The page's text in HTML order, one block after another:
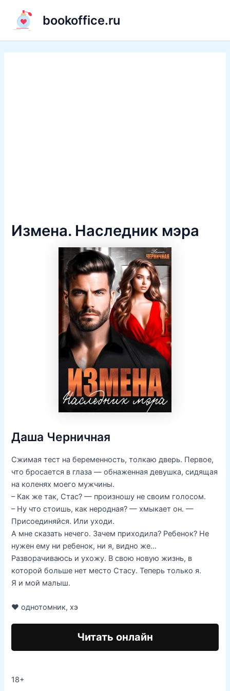
содержимому
bookoffice.ru
Измена. Наследник мэра
Даша Черничная
Сжимая тест на беременность, толкаю дверь. Первое,
что бросается в глаза — обнаженная девушка, сидящая
на коленях моего мужчины.
– Как же так, Стас? — произношу не своим голосом.
– Ну что стоишь, как неродная? — хмыкает он. —
Присоединяйся. Или уходи.
А мне сказать нечего. Зачем приходила? Ребенок? Не
нужен ему ни ребенок, ни я, видно же…
Разворачиваюсь и ухожу. В свою новую жизнь, в
которой больше нет место Стасу. Теперь только я.
Я и мой малыш.
❤️ однотомник, хэ
Читать онлайн
18+